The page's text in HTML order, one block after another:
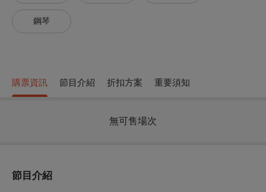
鋼琴
購票資訊 節目介紹 折扣方案 重要須知
無可售場次
節目介紹